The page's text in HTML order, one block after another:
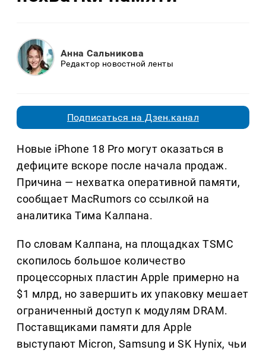
Анна Сальникова
Редактор новостной ленты
Подписаться на Дзен.канал
Новые iPhone 18 Pro могут оказаться в
дефиците вскоре после начала продаж.
Причина — нехватка оперативной памяти,
сообщает MacRumors со ссылкой на
аналитика Тима Калпана.
По словам Калпана, на площадках TSMC
скопилось большое количество
процессорных пластин Apple примерно на
$1 млрд, но завершить их упаковку мешает
ограниченный доступ к модулям DRAM.
Поставщиками памяти для Apple
выступают Micron, Samsung и SK Hynix, чьи